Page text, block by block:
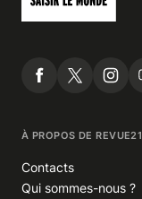
À PROPOS DE REVUE21
Contacts
Qui sommes-nous ?